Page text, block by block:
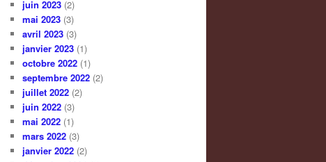
juin 2023 (2)
mai 2023 (3)
avril 2023 (3)
janvier 2023 (1)
octobre 2022 (1)
septembre 2022 (2)
juillet 2022 (2)
juin 2022 (3)
mai 2022 (1)
mars 2022 (3)
janvier 2022 (2)